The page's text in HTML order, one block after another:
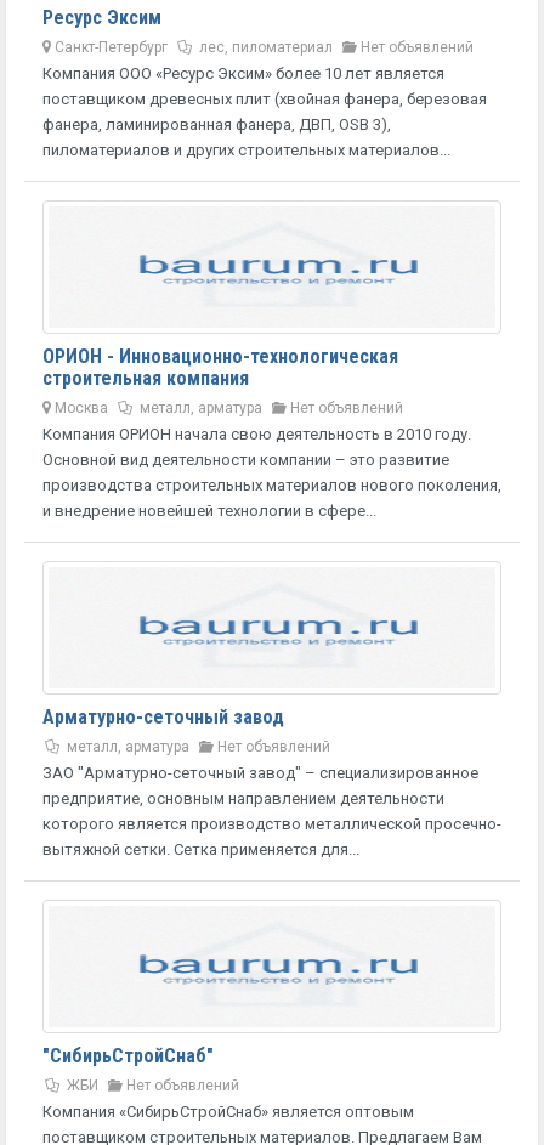
Ресурс Эксим
Санкт-Петербург лес, пиломатериал Нет объявлений
Компания ООО «Ресурс Эксим» более 10 лет является
поставщиком древесных плит (хвойная фанера, березовая
фанера, ламинированная фанера, ДВП, OSB 3),
пиломатериалов и других строительных материалов...
ОРИОН - Инновационно-технологическая
строительная компания
Москва металл, арматура Нет объявлений
Компания ОРИОН начала свою деятельность в 2010 году.
Основной вид деятельности компании – это развитие
производства строительных материалов нового поколения,
и внедрение новейшей технологии в сфере...
Арматурно-сеточный завод
металл, арматура Нет объявлений
ЗАО "Арматурно-сеточный завод" – специализированное
предприятие, основным направлением деятельности
которого является производство металлической просечно-
вытяжной сетки. Сетка применяется для...
"СибирьСтройСнаб"
ЖБИ Нет объявлений
Компания «СибирьСтройСнаб» является оптовым
поставщиком строительных материалов. Предлагаем Вам